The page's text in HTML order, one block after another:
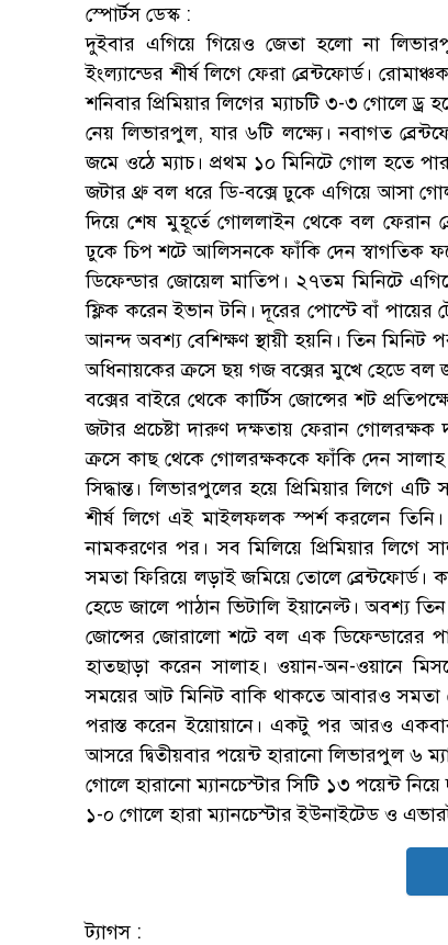
স্পোর্টস ডেস্ক :
দুইবার এগিয়ে গিয়েও জেতা হলো না
ইংল্যান্ডের শীর্ষ লিগে ফেরা ব্রেন্টফোর্ড।
শনিবার প্রিমিয়ার লিগের ম্যাচটি ৩-৩ গোলে
নেয় লিভারপুল, যার ৬টি লক্ষ্যে। নবাগত
জমে ওঠে ম্যাচ। প্রথম ১০ মিনিটে গোল হতে
জটার থ্রু বল ধরে ডি-বক্সে ঢুকে এগিয়ে আসা
দিয়ে শেষ মুহূর্তে গোললাইন থেকে বল ফেরান
ঢুকে চিপ শটে আলিসনকে ফাঁকি দেন স্বাগতিক
ডিফেন্ডার জোয়েল মাতিপ। ২৭তম মিনিটে
ফ্লিক করেন ইভান টনি। দূরের পোস্টে বাঁ
আনন্দ অবশ্য বেশিক্ষণ স্থায়ী হয়নি। তিন
অধিনায়কের ক্রসে ছয় গজ বক্সের মুখে হেডে বল
বক্সের বাইরে থেকে কার্টিস জোন্সের শট
জটার প্রচেষ্টা দারুণ দক্ষতায় ফেরান
ক্রসে কাছ থেকে গোলরক্ষককে ফাঁকি দেন
সিদ্ধান্ত। লিভারপুলের হয়ে প্রিমিয়ার লিগে
শীর্ষ লিগে এই মাইলফলক স্পর্শ করলেন
নামকরণের পর। সব মিলিয়ে প্রিমিয়ার লিগে
সমতা ফিরিয়ে লড়াই জমিয়ে তোলে ব্রেন্টফোর্ড।
হেডে জালে পাঠান ভিটালি ইয়ানেল্ট। অবশ্য
জোন্সের জোরালো শটে বল এক ডিফেন্ডারের
হাতছাড়া করেন সালাহ। ওয়ান-অন-ওয়ানে
সময়ের আট মিনিট বাকি থাকতে আবারও সমতা
পরাস্ত করেন ইয়োয়ানে। একটু পর আরও
আসরে দ্বিতীয়বার পয়েন্ট হারানো লিভারপুল ৬
গোলে হারানো ম্যানচেস্টার সিটি ১৩ পয়েন্ট
১-০ গোলে হারা ম্যানচেস্টার ইউনাইটেড ও
ট্যাগস :